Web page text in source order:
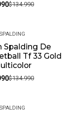
$134.990
Spalding De
Tf 33 Gold
$134.990